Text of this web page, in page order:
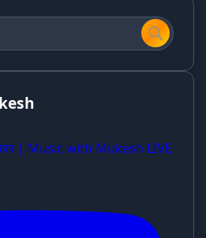
| Music with Mukesh LIVE